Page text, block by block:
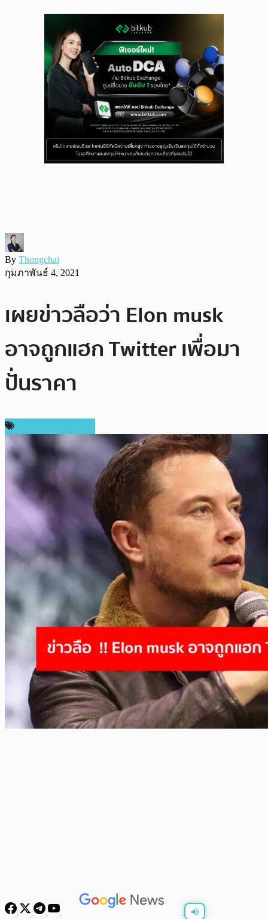
By Thongchai
กุมภาพันธ์ 4, 2021
เผยข่าวลือว่า Elon musk
อาจถูกแฮก Twitter เพื่อมา
ปั่นราคา